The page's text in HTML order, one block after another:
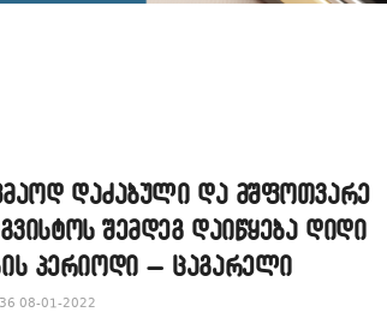
დაძაბული და მშფოთვარე
შემდეგ დაიწყება დიდი
პერიოდი – ცაგარელი
08-01-2022